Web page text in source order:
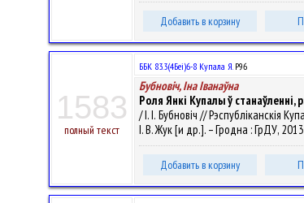
Добавить в корзину
1583
полный текст
ББК 83.3(4Беі)6-8 Купала Я.Р96
Бубновіч, Іна Іванаўна
Роля Янкі Купалы ў станаўленні,
/ І. І. Бубновіч // Рэспубліканскія
І. В. Жук [и др.]. – Гродна : ГрДУ,
Добавить в корзину